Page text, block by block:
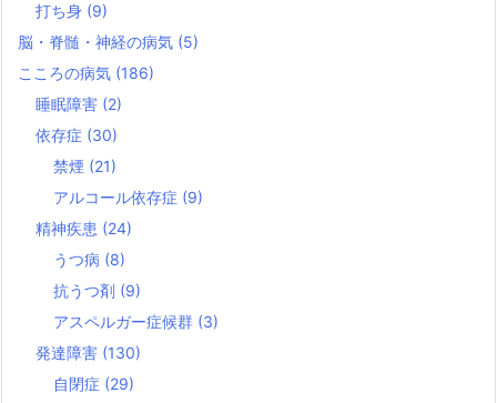
打ち身 (9)
脳・脊髄・神経の病気 (5)
こころの病気 (186)
睡眠障害 (2)
依存症 (30)
禁煙 (21)
アルコール依存症 (9)
精神疾患 (24)
うつ病 (8)
抗うつ剤 (9)
アスペルガー症候群 (3)
発達障害 (130)
自閉症 (29)